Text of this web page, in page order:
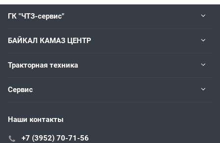
ГК "ЧТЗ-сервис"
БАЙКАЛ КАМАЗ ЦЕНТР
Тракторная техника
Сервис
Наши контакты
+7 (3952) 70-71-56